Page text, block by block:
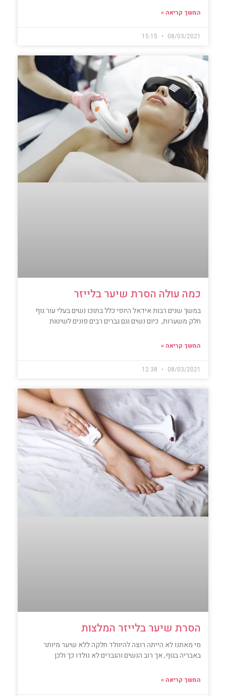
המשך קריאה »
08/03/2021
כמה עולה הסרת שיער בלייזר
במשך שנים רבות אידאל היופי כלל בתוכו נשים בעלי עור גוף
חלק משערות, כיום נשים וגם גברים רבים פונים לשיטות
המשך קריאה »
08/03/2021
הסרת שיער בלייזר המלצות
מי מאתנו לא הייתה רוצה להיוולד חלקה ללא שיער מיותר
באבריה בגוף, אך רוב הנשים והגברים לא נולדו כך ולכן
המשך קריאה »